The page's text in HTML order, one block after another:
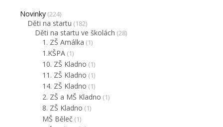
Novinky (224)
Děti na startu (182)
Děti na startu ve školách (28)
1. ZŠ Amálka (1)
1.KŠPA (1)
10. ZŠ Kladno (1)
11. ZŠ Kladno (1)
14. ZŠ Kladno (1)
2. ZŠ a MŠ Kladno (1)
8. ZŠ Kladno (1)
MŠ Běleč (1)